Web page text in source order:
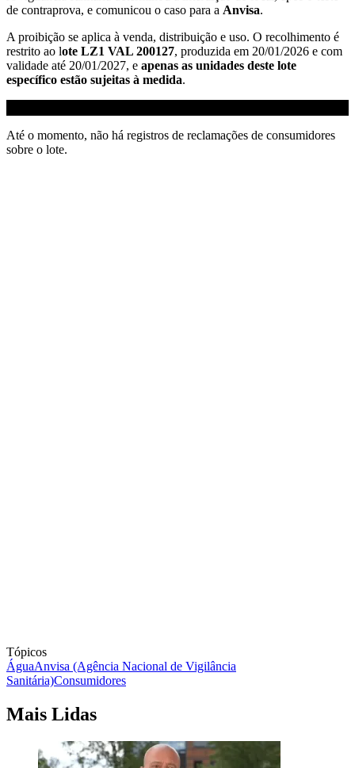
de contraprova, e comunicou o caso para a Anvisa.
A proibição se aplica à venda, distribuição e uso. O recolhimento é
restrito ao lote LZ1 VAL 200127, produzida em 20/01/2026 e com
validade até 20/01/2027, e apenas as unidades deste lote
específico estão sujeitas à medida.
Até o momento, não há registros de reclamações de consumidores
sobre o lote.
Tópicos
ÁguaAnvisa (Agência Nacional de Vigilância
Sanitária)Consumidores
Mais Lidas